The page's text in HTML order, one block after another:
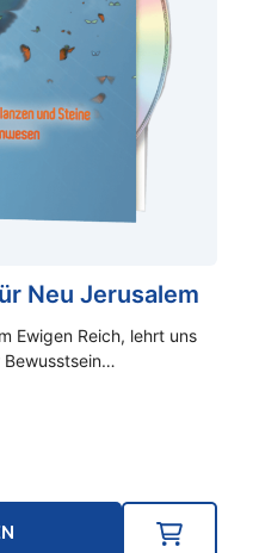
Neu Jerusalem
Ewigen Reich, lehrt uns
Bewusstsein…